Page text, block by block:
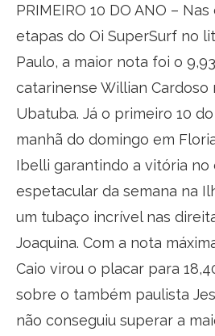
PRIMEIRO 10 DO ANO –
etapas do Oi SuperSurf no
Paulo, a maior nota foi o
catarinense Willian Cardoso
Ubatuba. Já o primeiro 10
manhã do domingo em
Ibelli garantindo a vitória no
espetacular da semana na
um tubaço incrível nas
Joaquina. Com a nota
Caio virou o placar para
sobre o também paulista
não conseguiu superar a